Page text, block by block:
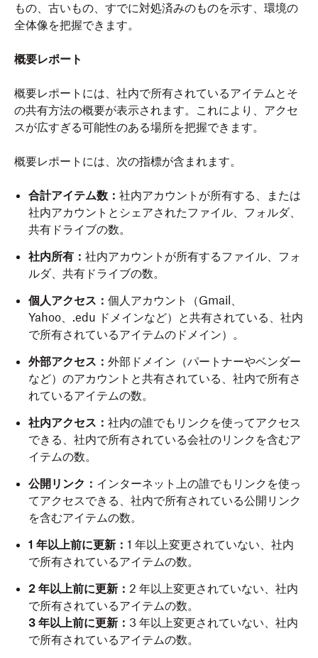
もの、古いもの、すでに対処済みのものを示す、環境の
全体像を把握できます。
概要レポート
概要レポートには、社内で所有されているアイテムとそ
の共有方法の概要が表示されます。これにより、アクセ
スが広すぎる可能性のある場所を把握できます。
概要レポートには、次の指標が含まれます。
合計アイテム数： 社内アカウントが所有する、または
社内アカウントとシェアされたファイル、フォルダ、
共有ドライブの数。
社内所有： 社内アカウントが所有するファイル、フォ
ルダ、共有ドライブの数。
個人アクセス： 個人アカウント（Gmail、
Yahoo、.edu ドメインなど）と共有されている、社内
で所有されているアイテムのドメイン）。
外部アクセス： 外部ドメイン（パートナーやベンダー
など）のアカウントと共有されている、社内で所有さ
れているアイテムの数。
社内アクセス： 社内の誰でもリンクを使ってアクセス
できる、社内で所有されている会社のリンクを含むア
イテムの数。
公開リンク： インターネット上の誰でもリンクを使っ
てアクセスできる、社内で所有されている公開リンク
を含むアイテムの数。
1 年以上前に更新： 1 年以上変更されていない、社内
で所有されているアイテムの数。
2 年以上前に更新： 2 年以上変更されていない、社内
で所有されているアイテムの数。
3 年以上前に更新： 3 年以上変更されていない、社内
で所有されているアイテムの数。